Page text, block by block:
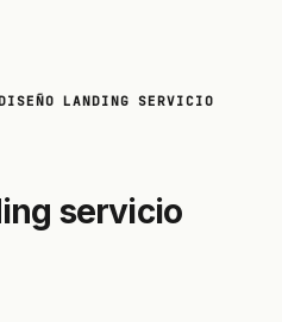
LANDING SERVICIO
servicio